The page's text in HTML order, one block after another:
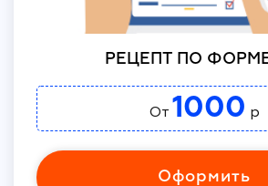
РЕЦЕПТ ПО ФОРМЕ
От 1000 р
Оформить